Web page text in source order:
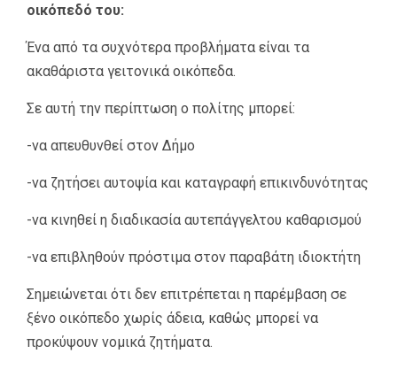
οικόπεδό του:
Ένα από τα συχνότερα προβλήματα είναι τα
ακαθάριστα γειτονικά οικόπεδα.
Σε αυτή την περίπτωση ο πολίτης μπορεί:
-να απευθυνθεί στον Δήμο
-να ζητήσει αυτοψία και καταγραφή επικινδυνότητας
-να κινηθεί η διαδικασία αυτεπάγγελτου καθαρισμού
-να επιβληθούν πρόστιμα στον παραβάτη ιδιοκτήτη
Σημειώνεται ότι δεν επιτρέπεται η παρέμβαση σε
ξένο οικόπεδο χωρίς άδεια, καθώς μπορεί να
προκύψουν νομικά ζητήματα.